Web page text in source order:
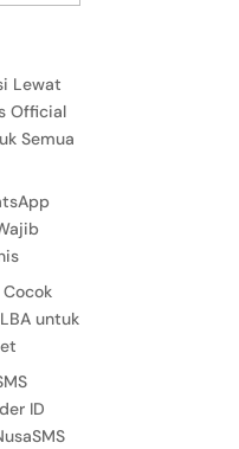
Lewat
Official
Semua
untuk
ID